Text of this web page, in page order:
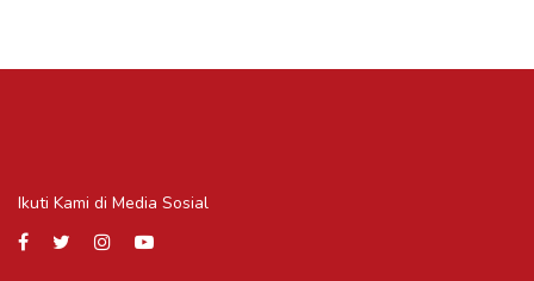
Ikuti Kami di Media Sosial